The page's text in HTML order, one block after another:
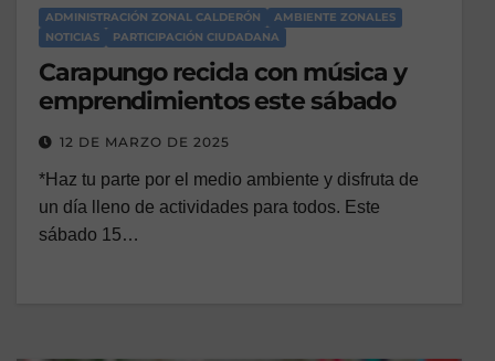
ADMINISTRACIÓN ZONAL CALDERÓN
AMBIENTE ZONALES
NOTICIAS
PARTICIPACIÓN CIUDADANA
Carapungo recicla con música y
emprendimientos este sábado
12 DE MARZO DE 2025
*Haz tu parte por el medio ambiente y disfruta de
un día lleno de actividades para todos. Este
sábado 15…